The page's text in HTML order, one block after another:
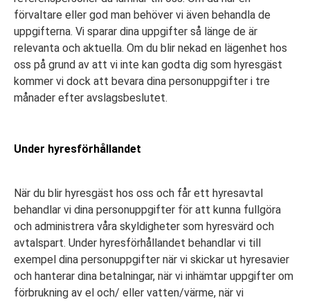
förvaltare eller god man behöver vi även behandla de
uppgifterna. Vi sparar dina uppgifter så länge de är
relevanta och aktuella. Om du blir nekad en lägenhet hos
oss på grund av att vi inte kan godta dig som hyresgäst
kommer vi dock att bevara dina personuppgifter i tre
månader efter avslagsbeslutet.
Under hyresförhållandet
När du blir hyresgäst hos oss och får ett hyresavtal
behandlar vi dina personuppgifter för att kunna fullgöra
och administrera våra skyldigheter som hyresvärd och
avtalspart. Under hyresförhållandet behandlar vi till
exempel dina personuppgifter när vi skickar ut hyresavier
och hanterar dina betalningar, när vi inhämtar uppgifter om
förbrukning av el och/ eller vatten/värme, när vi